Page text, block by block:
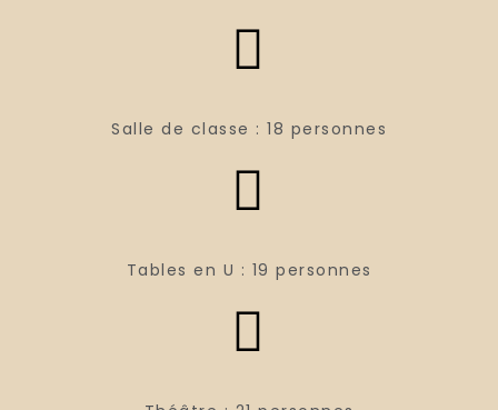
Salle de classe : 18 personnes
Tables en U : 19 personnes